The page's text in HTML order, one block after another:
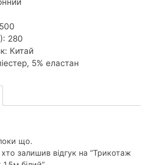
280
Китай
5% еластан
що.
залишив відгук на “Трикотаж